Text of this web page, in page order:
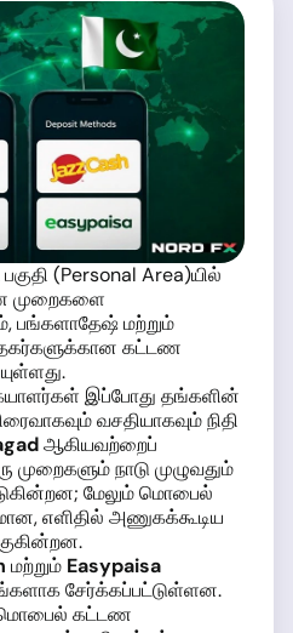
(Personal Area)யில்
முறைகளை
பங்களாதேஷ் மற்றும்
கட்டண
இப்போது தங்களின்
வசதியாகவும் நிதி
ஆகியவற்றைப்
நாடு முழுவதும்
மேலும் மொபைல்
எளிதில் அணுகக்கூடிய
மற்றும் Easypaisa
சேர்க்கப்பட்டுள்ளன.
கட்டண